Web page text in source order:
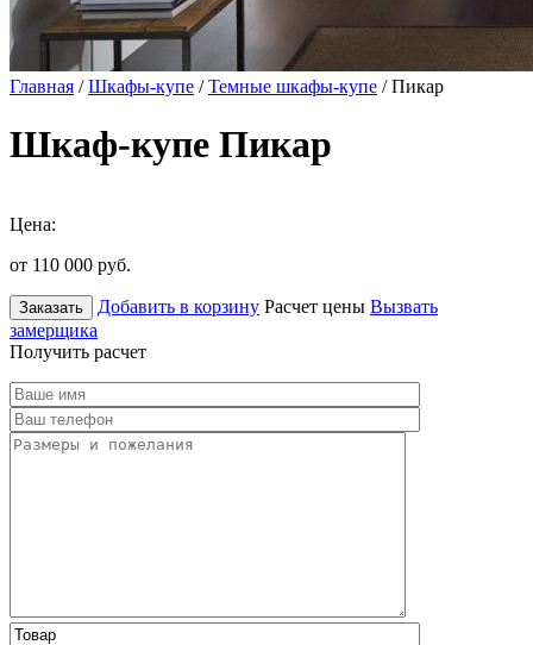
Главная /Шкафы-купе /Темные шкафы-купе / Пикар
Шкаф-купе Пикар
Цена:
от 110 000 руб.
Заказать Добавить в корзину Расчет цены Вызвать
замерщика
Получить расчет